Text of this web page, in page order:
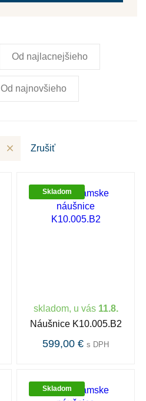
Od najlacnejšieho
Od najnovšieho
Zrušiť
Skladom
skladom, u vás 11.8.
Náušnice K10.005.B2
599,00 € s DPH
Skladom